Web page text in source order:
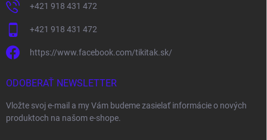
+421 918 431 472
+421 918 431 472
https://www.facebook.com/tikitak.sk/
ODOBERAŤ NEWSLETTER
Vložte svoj e-mail a my Vám budeme zasielať informácie o nových
produktoch na našom e-shope.